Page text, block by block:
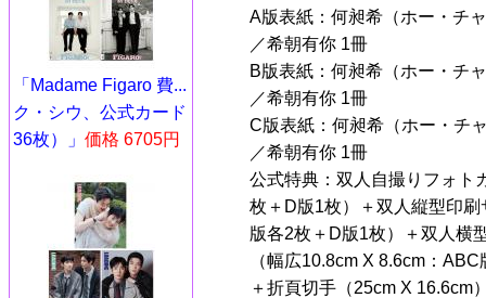
「Madame Figaro 費...
ク・シウ、公式カード
36枚）」 価格 6705円
A版表紙：何昶希（ホー・チ
／希朝有你 1冊
B版表紙：何昶希（ホー・チ
／希朝有你 1冊
C版表紙：何昶希（ホー・チ
／希朝有你 1冊
公式特典：双人自撮りフォト
枚＋D版1枚）＋双人縦型印
版各2枚＋D版1枚）＋双人横
（幅広10.8cm X 8.6cm：
＋折頁切手（25cm X 16.6cm